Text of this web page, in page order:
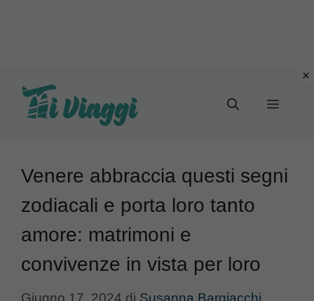
Menu
Venere abbraccia questi segni
zodiacali e porta loro tanto
amore: matrimoni e
convivenze in vista per loro
Giugno 17, 2024 di Susanna Bargiacchi